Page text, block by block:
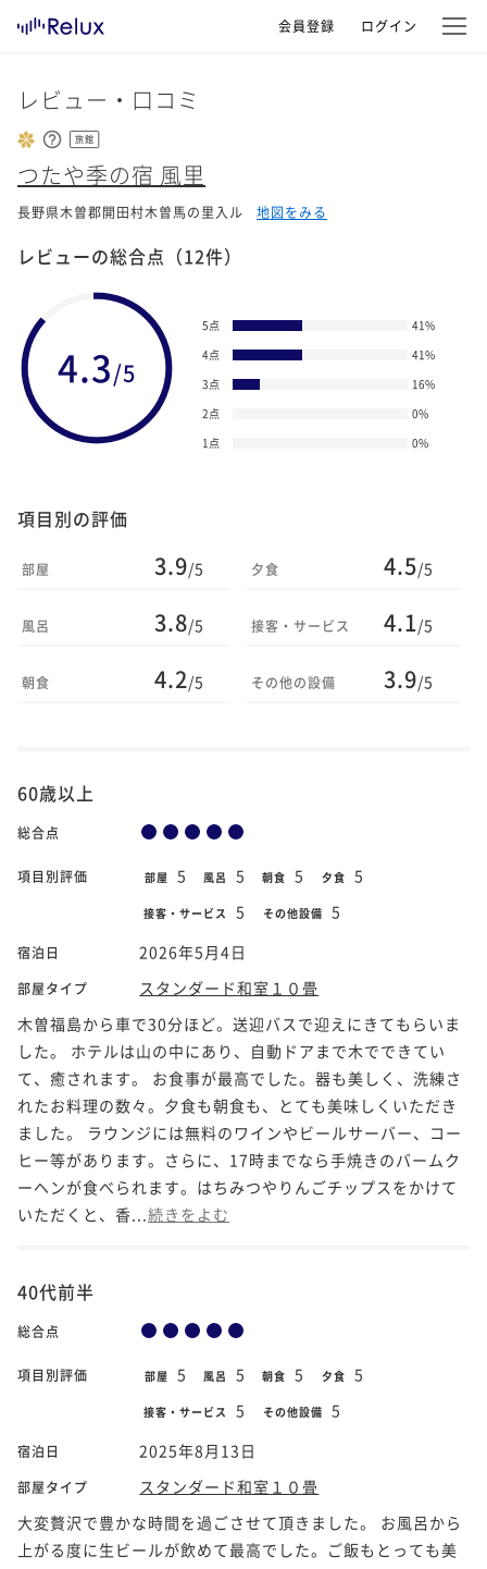
会員登録 ログイン
レビュー・口コミ
旅館
つたや季の宿 風里
長野県木曽郡開田村木曽馬の里入ル 地図をみる
レビューの総合点 （12件）
4.3/5
5点 41%
4点
41%
3点
16%
2点
0%
1点
0%
項目別の評価
部屋 3.9/5
風呂 3.8/5
朝食 4.2/5
夕食 4.5/5
接客・サービス 4.1/5
その他の設備 3.9/5
60歳以上
総合点
項目別評価 部屋 5 風呂 5 朝食 5 夕食 5
接客・サービス 5 その他設備 5
宿泊日 2026年5月4日
部屋タイプ
スタンダード和室１０畳
木曽福島から車で30分ほど。送迎バスで迎えにきてもらいま
した。 ホテルは山の中にあり、自動ドアまで木でできてい
て、癒されます。 お食事が最高でした。器も美しく、洗練さ
れたお料理の数々。夕食も朝食も、とても美味しくいただき
ました。 ラウンジには無料のワインやビールサーバー、コー
ヒー等があります。さらに、17時までなら手焼きのバームク
ーヘンが食べられます。はちみつやりんごチップスをかけて
いただくと、香... 続きをよむ
40代前半
総合点
項目別評価 部屋 5 風呂 5 朝食 5 夕食 5
接客・サービス 5 その他設備 5
宿泊日 2025年8月13日
部屋タイプ
スタンダード和室１０畳
大変贅沢で豊かな時間を過ごさせて頂きました。 お風呂から
上がる度に生ビールが飲めて最高でした。ご飯もとっても美